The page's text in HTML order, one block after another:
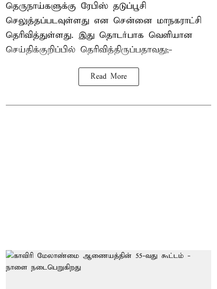
தெருநாய்களுக்கு ரேபிஸ் தடுப்பூசி
செலுத்தப்படவுள்ளது என சென்னை மாநகராட்சி
தெரிவித்துள்ளது. இது தொடர்பாக வெளியான
செய்திக்குறிப்பில் தெரிவித்திருப்பதாவது;-
Read More